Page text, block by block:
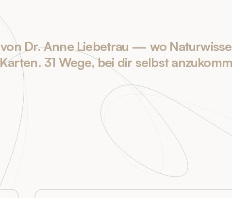
Dr. Anne Liebetrau — wo
31 Wege, bei dir selbst